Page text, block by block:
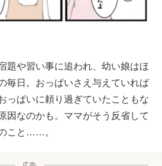
題や習い事に追われ、幼い娘はほ
毎日。おっぱいさえ与えていれば
っぱいに頼り過ぎていたこともな
因なのかも。ママがそう反省して
こと……。